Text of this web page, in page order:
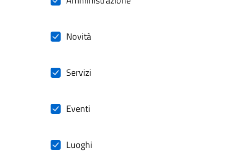
Novità
Servizi
Eventi
Luoghi